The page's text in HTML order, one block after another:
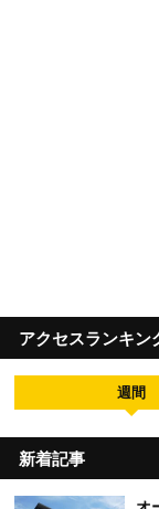
アクセスランキン
週間
新着記事